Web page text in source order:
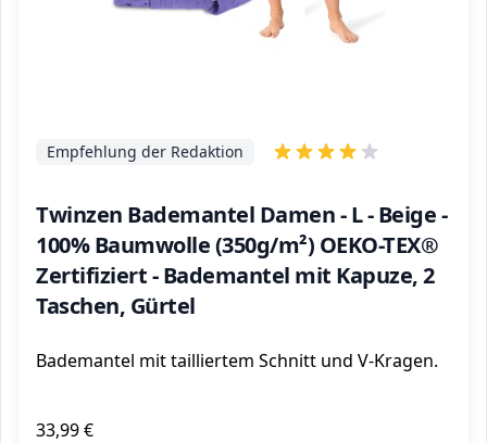
Twinzen Bademantel Damen - L - Beige -
100% Baumwolle (350g/m²) OEKO-TEX®
Zertifiziert - Bademantel mit Kapuze, 2
Taschen, Gürtel
Empfehlung der Redaktion
Bademantel mit tailliertem Schnitt und V-Kragen.
33,99 €